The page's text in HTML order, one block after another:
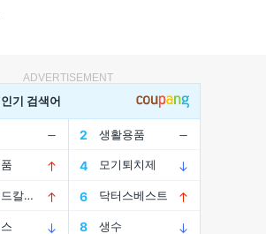
ADVERTISEMENT